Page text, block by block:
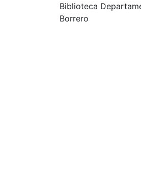
Biblioteca
Borrero